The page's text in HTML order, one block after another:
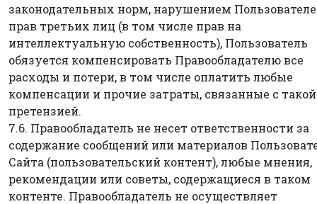
законодательных норм, нарушением
прав третьих лиц (в том числе прав на
интеллектуальную собственность), Пользователь
обязуется компенсировать Правообладателю все
расходы и потери, в том числе оплатить любые
компенсации и прочие затраты, связанные с такой
претензией.
7.6. Правообладатель не несет ответственности за
содержание сообщений или материалов
Сайта (пользовательский контент), любые мнения,
рекомендации или советы, содержащиеся в таком
контенте. Правообладатель не осуществляет